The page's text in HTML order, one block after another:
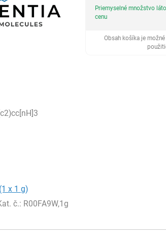
Priemyselné množstvo
cenu
Obsah košíka je
x 1 g)
č.: R00FA9W,1g